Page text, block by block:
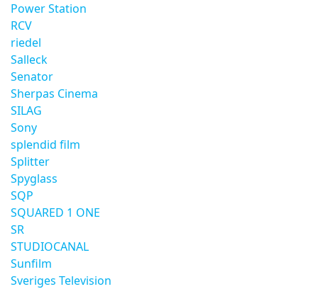
Power Station
RCV
riedel
Salleck
Senator
Sherpas Cinema
SILAG
Sony
splendid film
Splitter
Spyglass
SQP
SQUARED 1 ONE
SR
STUDIOCANAL
Sunfilm
Sveriges Television